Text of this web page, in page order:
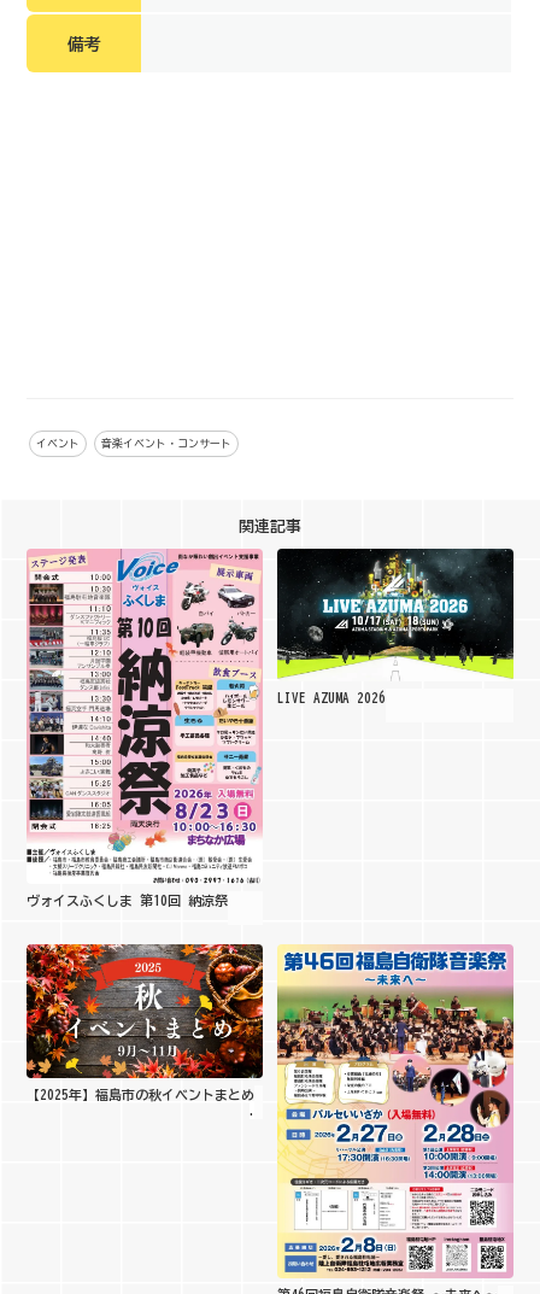
備考
イベント 音楽イベント・コンサート
関連記事
ヴォイスふくしま 第10回 納涼祭
LIVE AZUMA 2026
【2025年】福島市の秋イベントまとめ